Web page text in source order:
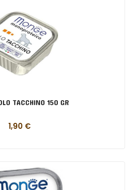
TACCHINO 150 GR
1,90 €